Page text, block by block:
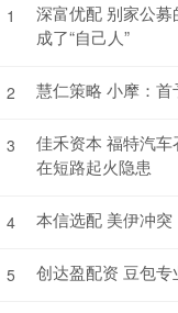
1
深富优配 别家公募
成了“自己人”
2 慧仁策略 小摩：首
3
佳禾资本 福特汽
在短路起火隐患
4 本信选配 美伊冲突
5 创达盈配资 豆包